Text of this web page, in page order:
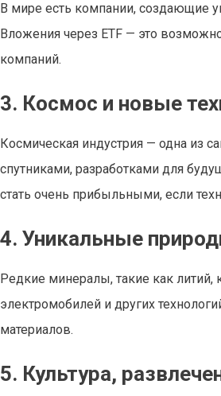
В мире есть компании, создающие
Вложения через ETF — это
компаний.
3. Космос и новые
Космическая индустрия — одна из
спутниками, разработками для
стать очень прибыльными, если
4. Уникальные
Редкие минералы, такие как
электромобилей и других
материалов.
5. Культура,